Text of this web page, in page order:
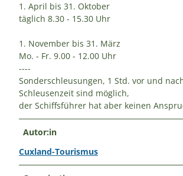
1. April bis 31. Oktober
täglich 8.30 - 15.30 Uhr
1. November bis 31. März
Mo. - Fr. 9.00 - 12.00 Uhr
----
Sonderschleusungen, 1 Std. vor und
Schleusenzeit sind möglich,
der Schiffsführer hat aber keinen
Autor:in
Cuxland-Tourismus